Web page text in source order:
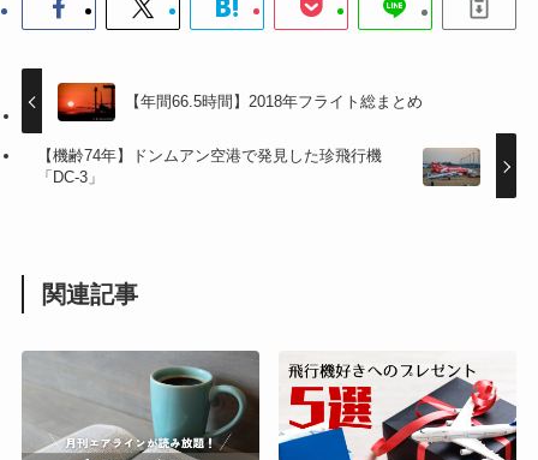
【年間66.5時間】2018年フライト総まとめ
【機齢74年】ドンムアン空港で発見した珍飛行機
「DC-3」
関連記事